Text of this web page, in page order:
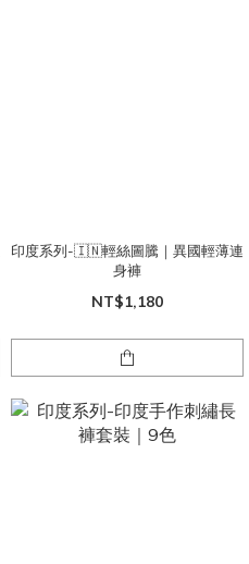
印度系列-🇮🇳輕絲圖騰｜異國輕薄連
身褲
NT$1,180